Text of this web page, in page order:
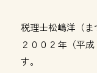
税理士松嶋洋（ま
２００２年（平
す。